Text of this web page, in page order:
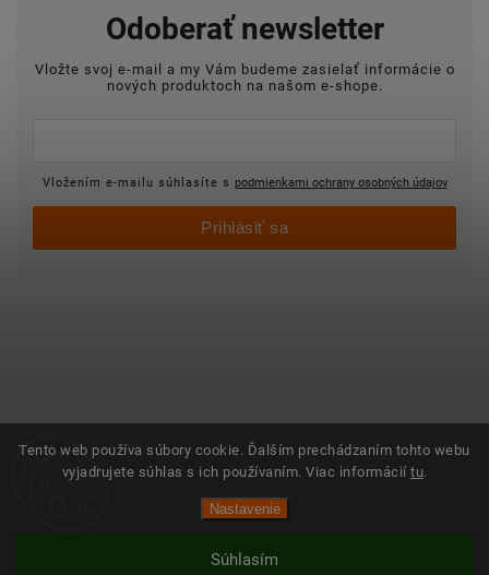
Tento web používa súbory cookie. Ďalším prechádzaním tohto webu
vyjadrujete súhlas s ich používaním. Viac informácií tu.
Nastavenie
Súhlasím
Odoberať newsletter
Vložte svoj e-mail a my Vám budeme zasielať informácie o
nových produktoch na našom e-shope.
Vložením e-mailu súhlasíte s podmienkami ochrany osobných údajov
Prihlásiť sa
Copyright 2025 ©